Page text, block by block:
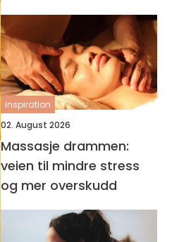
inspiration
02. August 2026
Massasje drammen:
veien til mindre stress
og mer overskudd